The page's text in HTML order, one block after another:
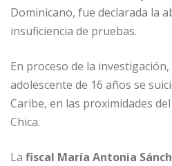
Dominicano, fue declarada la
insuficiencia de pruebas.
En proceso de la
adolescente de 16 años se
Caribe, en las proximidades
Chica.
La fiscal María Antonia